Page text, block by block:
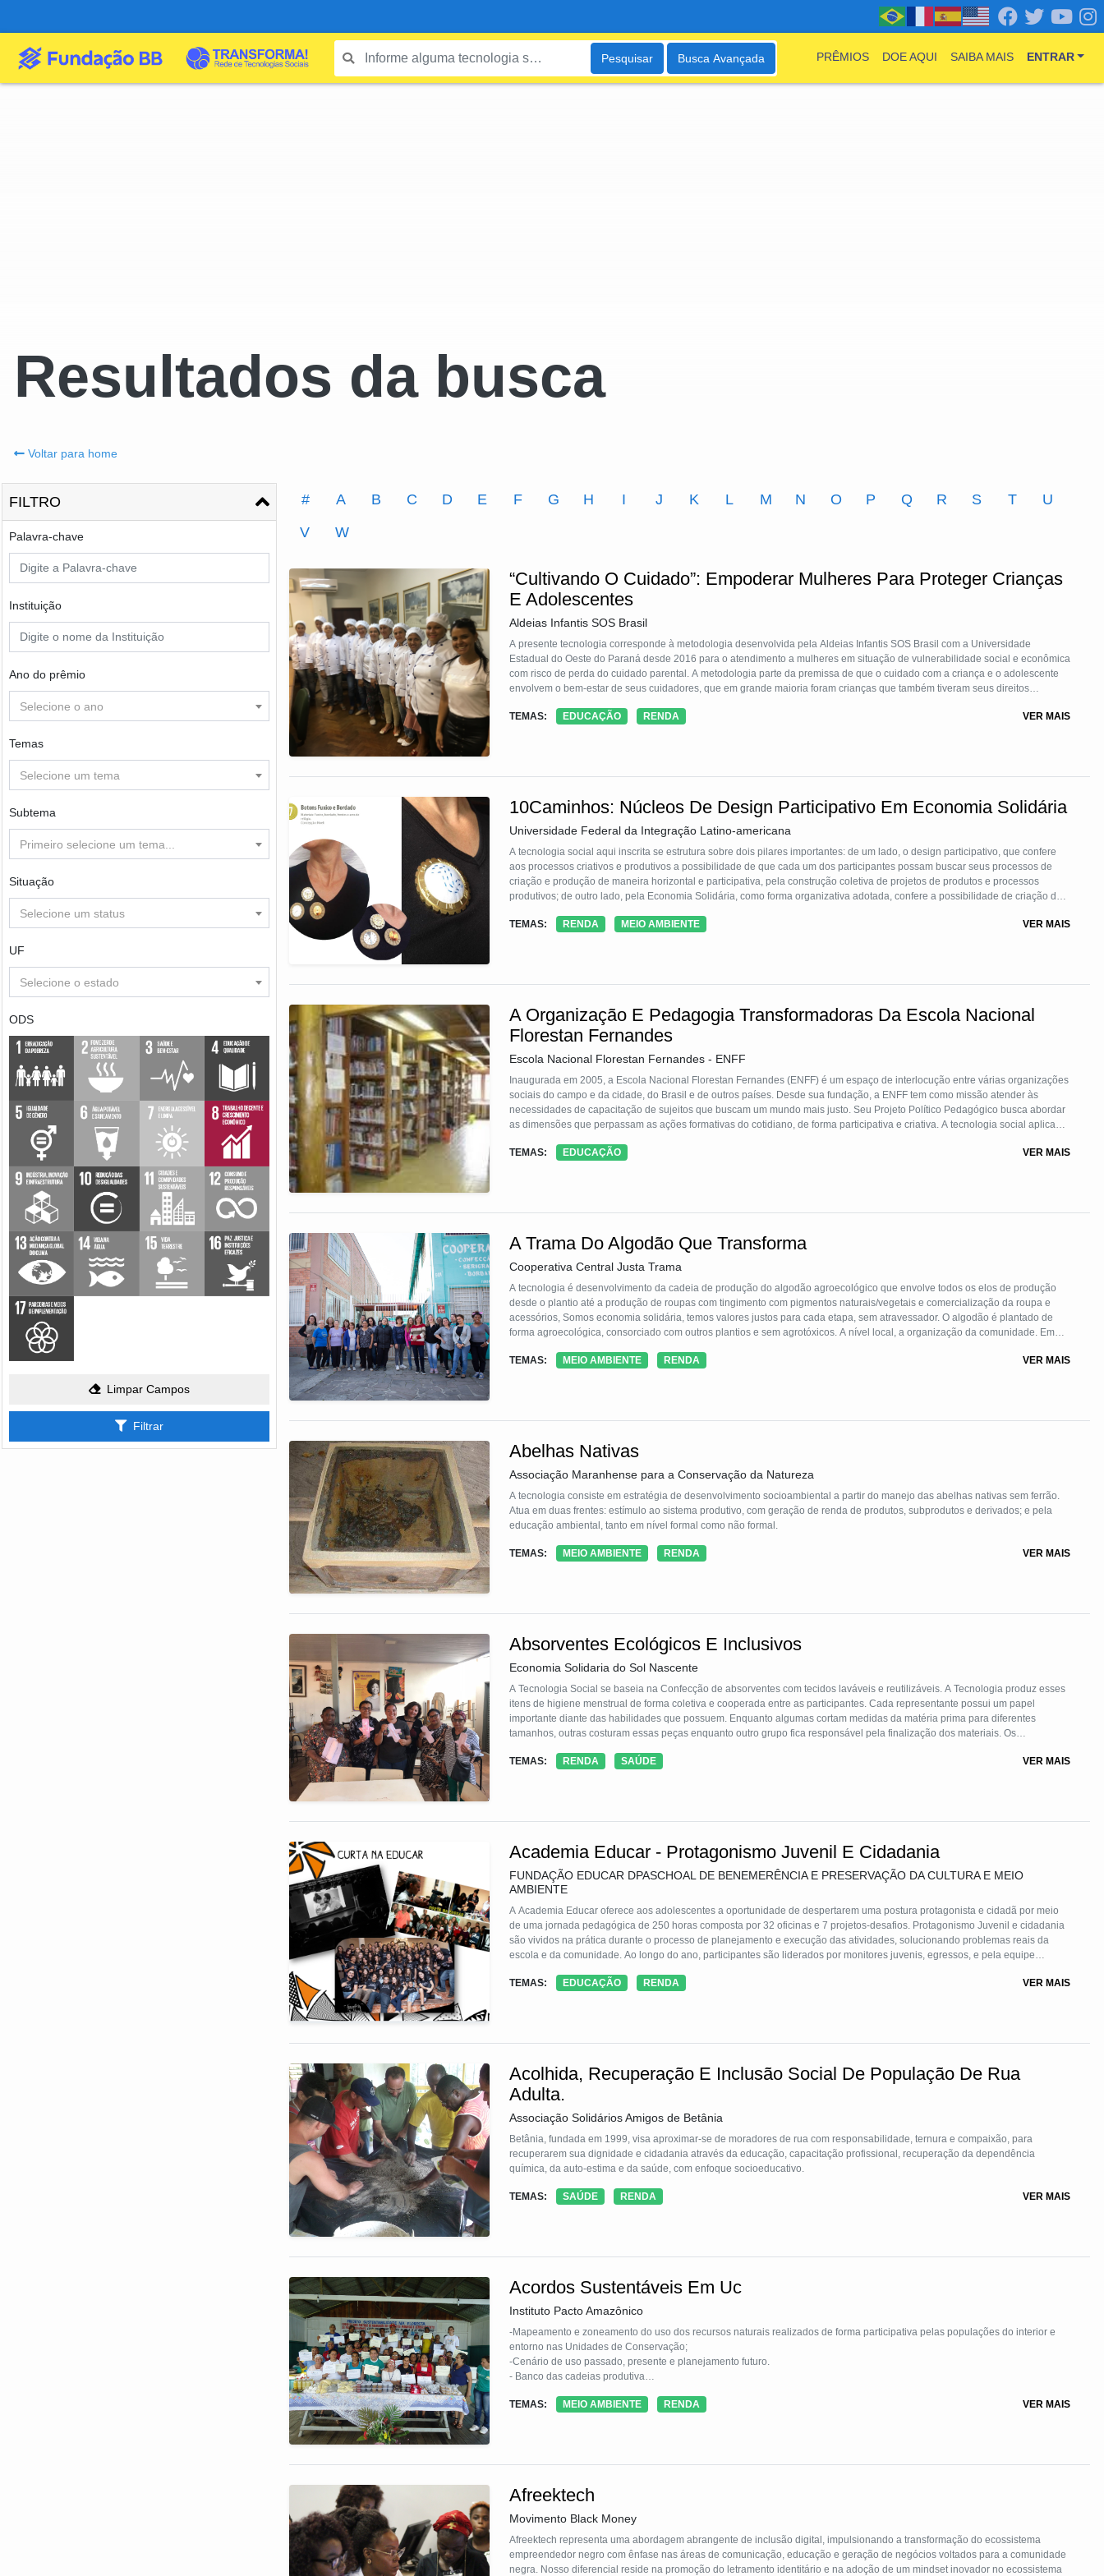
Pesquisar Busca Avançada PRÊMIOS DOE AQUI SAIBA MAIS ENTRAR
Resultados da busca
Voltar para home
FILTRO
Palavra-chave
Instituição
Ano do prêmio
Selecione o ano
Temas
Selecione um tema
Subtema
Primeiro selecione um tema...
Situação
Selecione um status
UF
Selecione o estado
ODS
Limpar Campos
Filtrar
# A B C D E F G H I J K L M N O P Q R S T
U
V
W
“Cultivando O Cuidado”: Empoderar Mulheres Para Proteger Crianças
E Adolescentes
Aldeias Infantis SOS Brasil
A presente tecnologia corresponde à metodologia desenvolvida pela Aldeias Infantis SOS Brasil com a Universidade
Estadual do Oeste do Paraná desde 2016 para o atendimento a mulheres em situação de vulnerabilidade social e econômica
com risco de perda do cuidado parental. A metodologia parte da premissa de que o cuidado com a criança e o adolescente
envolvem o bem-estar de seus cuidadores, que em grande maioria foram crianças que também tiveram seus direitos
direcionamento profissional de mulheres em oficinas de prática profissional e empoderamento econômico.
TEMAS: EDUCAÇÃO RENDA VER MAIS
10Caminhos: Núcleos De Design Participativo Em Economia Solidária
Universidade Federal da Integração Latino-americana
A tecnologia social aqui inscrita se estrutura sobre dois pilares importantes: de um lado, o design participativo, que confere
aos processos criativos e produtivos a possibilidade de que cada um dos participantes possam buscar seus processos de
criação e produção de maneira horizontal e participativa, pela construção coletiva de projetos de produtos e processos
produtivos; de outro lado, pela Economia Solidária, como forma organizativa adotada, confere a possibilidade de criação de
Felicidade Bruta, como indice qualitativo dos resultados alcançados.
TEMAS: RENDA MEIO AMBIENTE VER MAIS
A Organização E Pedagogia Transformadoras Da Escola Nacional
Florestan Fernandes
Escola Nacional Florestan Fernandes - ENFF
Inaugurada em 2005, a Escola Nacional Florestan Fernandes (ENFF) é um espaço de interlocução entre várias organizações
sociais do campo e da cidade, do Brasil e de outros países. Desde sua fundação, a ENFF tem como missão atender às
necessidades de capacitação de sujeitos que buscam um mundo mais justo. Seu Projeto Político Pedagógico busca abordar
as dimensões que perpassam as ações formativas do cotidiano, de forma participativa e criativa. A tecnologia social aplicada
escola pertencente e voltada aos trabalhadores/as, assim como já é aplicado na própria Sede da ENFF.
TEMAS: EDUCAÇÃO VER MAIS
A Trama Do Algodão Que Transforma
Cooperativa Central Justa Trama
A tecnologia é desenvolvimento da cadeia de produção do algodão agroecológico que envolve todos os elos de produção
desde o plantio até a produção de roupas com tingimento com pigmentos naturais/vegetais e comercialização da roupa e
acessórios, Somos economia solidária, temos valores justos para cada etapa, sem atravessador. O algodão é plantado de
forma agroecológica, consorciado com outros plantios e sem agrotóxicos. A nível local, a organização da comunidade. Em
credito, consumo local com moeda social e capacitação através de cursos para gerar renda.
TEMAS: MEIO AMBIENTE RENDA VER MAIS
Abelhas Nativas
Associação Maranhense para a Conservação da Natureza
A tecnologia consiste em estratégia de desenvolvimento socioambiental a partir do manejo das abelhas nativas sem ferrão.
Atua em duas frentes: estímulo ao sistema produtivo, com geração de renda de produtos, subprodutos e derivados; e pela
educação ambiental, tanto em nível formal como não formal.
TEMAS: MEIO AMBIENTE RENDA VER MAIS
Absorventes Ecológicos E Inclusivos
Economia Solidaria do Sol Nascente
A Tecnologia Social se baseia na Confecção de absorventes com tecidos laváveis e reutilizáveis. A Tecnologia produz esses
itens de higiene menstrual de forma coletiva e cooperada entre as participantes. Cada representante possui um papel
importante diante das habilidades que possuem. Enquanto algumas cortam medidas da matéria prima para diferentes
tamanhos, outras costuram essas peças enquanto outro grupo fica responsável pela finalização dos materiais. Os
É Ambientalmente correto, pois não gera resíduos descartáveis e possibilita o reuso dos materiais, é Socialmente
Além disso, possui governança madura, pois o agrupamento de mulheres buscam a produção para gerar renda comum,
TEMAS: RENDA SAÚDE VER MAIS
Academia Educar - Protagonismo Juvenil E Cidadania
FUNDAÇÃO EDUCAR DPASCHOAL DE BENEMERÊNCIA E PRESERVAÇÃO DA CULTURA E MEIO
AMBIENTE
A Academia Educar oferece aos adolescentes a oportunidade de despertarem uma postura protagonista e cidadã por meio
de uma jornada pedagógica de 250 horas composta por 32 oficinas e 7 projetos-desafios. Protagonismo Juvenil e cidadania
são vividos na prática durante o processo de planejamento e execução das atividades, solucionando problemas reais da
escola e da comunidade. Ao longo do ano, participantes são liderados por monitores juvenis, egressos, e pela equipe
desses jovens que consolidam competências sócio-emocionais relevantes para uma vida plena.
TEMAS: EDUCAÇÃO RENDA VER MAIS
Acolhida, Recuperação E Inclusão Social De População De Rua
Adulta.
Associação Solidários Amigos de Betânia
Betânia, fundada em 1999, visa aproximar-se de moradores de rua com responsabilidade, ternura e compaixão, para
recuperarem sua dignidade e cidadania através da educação, capacitação profissional, recuperação da dependência
química, da auto-estima e da saúde, com enfoque socioeducativo.
TEMAS: SAÚDE RENDA VER MAIS
Acordos Sustentáveis Em Uc
Instituto Pacto Amazônico
-Mapeamento e zoneamento do uso dos recursos naturais realizados de forma participativa pelas populações do interior e
entorno nas Unidades de Conservação;
-Cenário de uso passado, presente e planejamento futuro.
- Banco das cadeias produtiva
TEMAS:
MEIO AMBIENTE RENDA VER MAIS
Afreektech
Movimento Black Money
Afreektech representa uma abordagem abrangente de inclusão digital, impulsionando a transformação do ecossistema
empreendedor negro com ênfase nas áreas de comunicação, educação e geração de negócios voltados para a comunidade
negra. Nosso diferencial reside na promoção do letramento identitário e na adoção de um mindset inovador no ecossistema